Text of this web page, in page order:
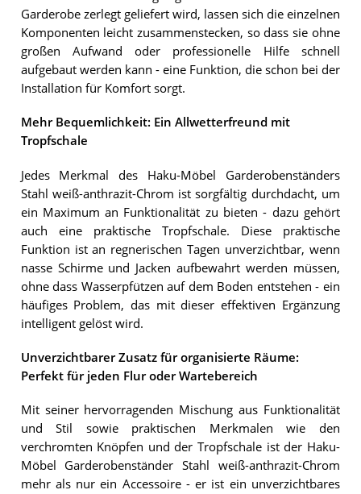
Garderobe zerlegt geliefert wird, lassen sich die einzelnen
Komponenten leicht zusammenstecken, so dass sie ohne
großen Aufwand oder professionelle Hilfe schnell
aufgebaut werden kann - eine Funktion, die schon bei der
Installation für Komfort sorgt.
Mehr Bequemlichkeit: Ein Allwetterfreund mit
Tropfschale
Jedes Merkmal des Haku-Möbel Garderobenständers
Stahl weiß-anthrazit-Chrom ist sorgfältig durchdacht, um
ein Maximum an Funktionalität zu bieten - dazu gehört
auch eine praktische Tropfschale. Diese praktische
Funktion ist an regnerischen Tagen unverzichtbar, wenn
nasse Schirme und Jacken aufbewahrt werden müssen,
ohne dass Wasserpfützen auf dem Boden entstehen - ein
häufiges Problem, das mit dieser effektiven Ergänzung
intelligent gelöst wird.
Unverzichtbarer Zusatz für organisierte Räume:
Perfekt für jeden Flur oder Wartebereich
Mit seiner hervorragenden Mischung aus Funktionalität
und Stil sowie praktischen Merkmalen wie den
verchromten Knöpfen und der Tropfschale ist der Haku-
Möbel Garderobenständer Stahl weiß-anthrazit-Chrom
mehr als nur ein Accessoire - er ist ein unverzichtbares